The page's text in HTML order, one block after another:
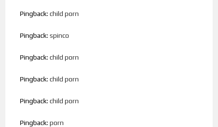
Pingback:child porn
Pingback:spinco
Pingback:child porn
Pingback:child porn
Pingback:child porn
Pingback:porn